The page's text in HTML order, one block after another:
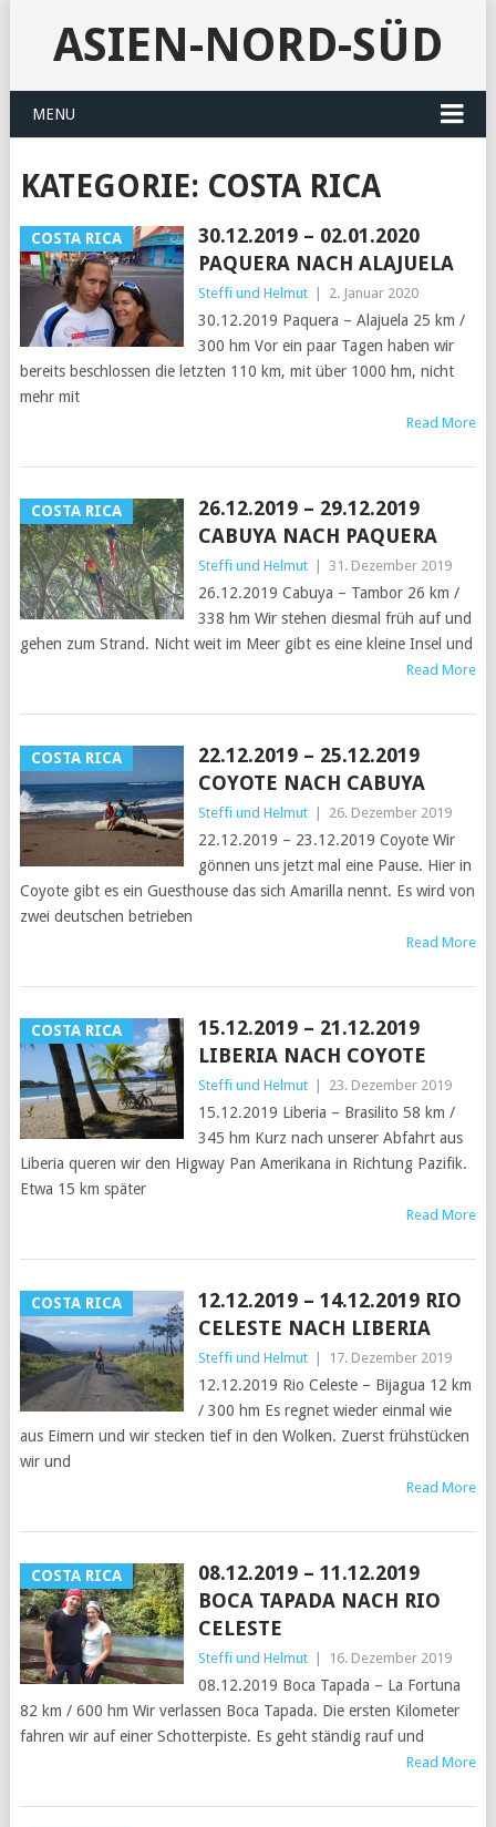
ASIEN-NORD-SÜD
MENU
KATEGORIE: COSTA RICA
COSTA RICA
30.12.2019 – 02.01.2020
PAQUERA NACH ALAJUELA
Steffi und Helmut 2. Januar 2020
30.12.2019 Paquera – Alajuela 25 km /
300 hm Vor ein paar Tagen haben wir
bereits beschlossen die letzten 110 km, mit über 1000 hm, nicht
mehr mit
Read More
COSTA RICA
26.12.2019 – 29.12.2019
CABUYA NACH PAQUERA
Steffi und Helmut 31. Dezember 2019
26.12.2019 Cabuya – Tambor 26 km /
338 hm Wir stehen diesmal früh auf und
gehen zum Strand. Nicht weit im Meer gibt es eine kleine Insel und
Read More
COSTA RICA
22.12.2019 – 25.12.2019
COYOTE NACH CABUYA
Steffi und Helmut 26. Dezember 2019
22.12.2019 – 23.12.2019 Coyote Wir
gönnen uns jetzt mal eine Pause. Hier in
Coyote gibt es ein Guesthouse das sich Amarilla nennt. Es wird von
zwei deutschen betrieben
Read More
COSTA RICA
15.12.2019 – 21.12.2019
LIBERIA NACH COYOTE
Steffi und Helmut 23. Dezember 2019
15.12.2019 Liberia – Brasilito 58 km /
345 hm Kurz nach unserer Abfahrt aus
Liberia queren wir den Higway Pan Amerikana in Richtung Pazifik.
Etwa 15 km später
Read More
COSTA RICA
12.12.2019 – 14.12.2019 RIO
CELESTE NACH LIBERIA
Steffi und Helmut 17. Dezember 2019
12.12.2019 Rio Celeste – Bijagua 12 km
/ 300 hm Es regnet wieder einmal wie
aus Eimern und wir stecken tief in den Wolken. Zuerst frühstücken
wir und
Read More
COSTA RICA
08.12.2019 – 11.12.2019
BOCA TAPADA NACH RIO
CELESTE
Steffi und Helmut 16. Dezember 2019
08.12.2019 Boca Tapada – La Fortuna
82 km / 600 hm Wir verlassen Boca Tapada. Die ersten Kilometer
fahren wir auf einer Schotterpiste. Es geht ständig rauf und
Read More